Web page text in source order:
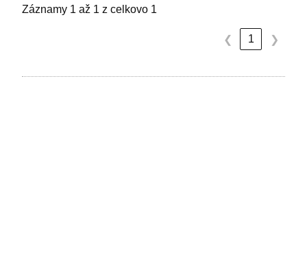
Záznamy 1 až 1 z celkovo 1
❮ 1 ❯